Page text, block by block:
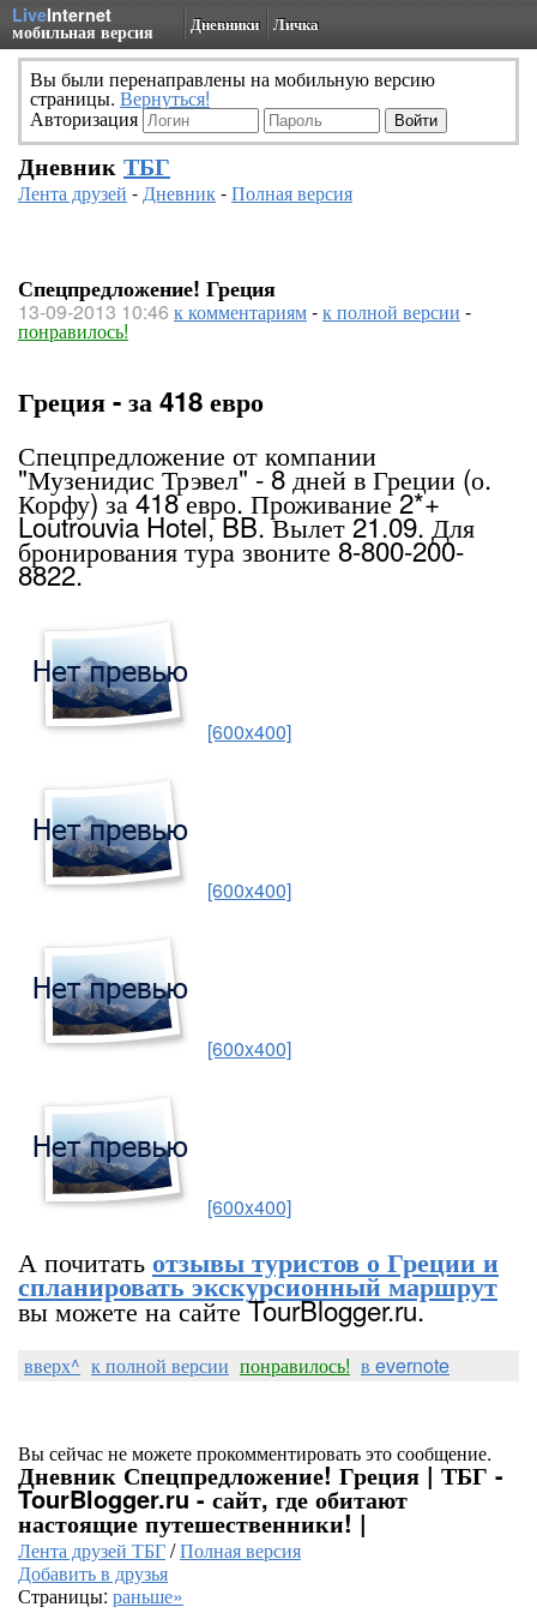
LiveInternet
мобильная версия Дневники Личка
Вы были перенаправлены на мобильную версию
страницы. Вернуться!
Авторизация
Дневник ТБГ
Лента друзей -Дневник-Полная версия
Спецпредложение! Греция
13-09-2013 10:46 к комментариям-к полной версии -
понравилось!
Греция - за 418 евро
Спецпредложение от компании
"Музенидис Трэвел" - 8 дней в Греции (о.
Корфу) за 418 евро. Проживание 2*+
Loutrouvia Hotel, BB. Вылет 21.09. Для
бронирования тура звоните 8-800-200-
8822.
[600x400]
[600x400]
[600x400]
[600x400]
А почитатьотзывы туристов о Греции и
спланировать экскурсионный маршрут
вы можете на сайте TourBlogger.ru.
вверх^ к полной версии понравилось! в evernote
Вы сейчас не можете прокомментировать это сообщение.
Дневник Спецпредложение! Греция | ТБГ -
TourBlogger.ru - сайт, где обитают
настоящие путешественники! |
Лента друзей ТБГ/Полная версия
Добавить в друзья
Страницы: раньше»